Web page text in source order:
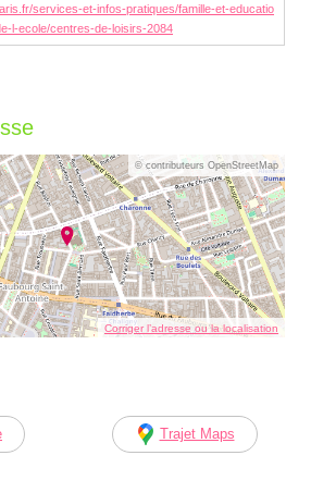
services-et-infos-pratiques/famille-et-educatio
l-ecole/centres-de-loisirs-2084
© contributeurs OpenStreetMap
Corriger l’adresse ou la localisation
Trajet Maps